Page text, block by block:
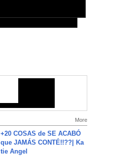
More
+20 COSAS de SE ACABÓ
que JAMÁS CONTÉ!!??| Ka
tie Angel